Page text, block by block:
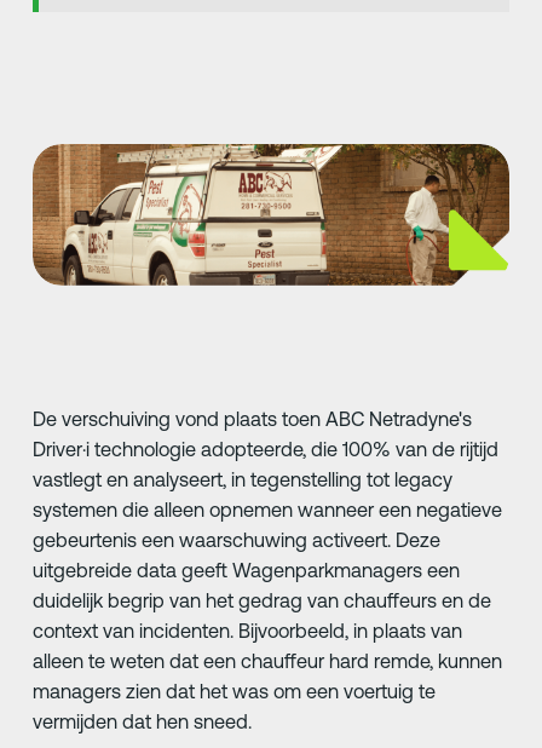
De verschuiving vond plaats toen ABC Netradyne's
Driver·i technologie adopteerde, die 100% van de rijtijd
vastlegt en analyseert, in tegenstelling tot legacy
systemen die alleen opnemen wanneer een negatieve
gebeurtenis een waarschuwing activeert. Deze
uitgebreide data geeft Wagenparkmanagers een
duidelijk begrip van het gedrag van chauffeurs en de
context van incidenten. Bijvoorbeeld, in plaats van
alleen te weten dat een chauffeur hard remde, kunnen
managers zien dat het was om een voertuig te
vermijden dat hen sneed.